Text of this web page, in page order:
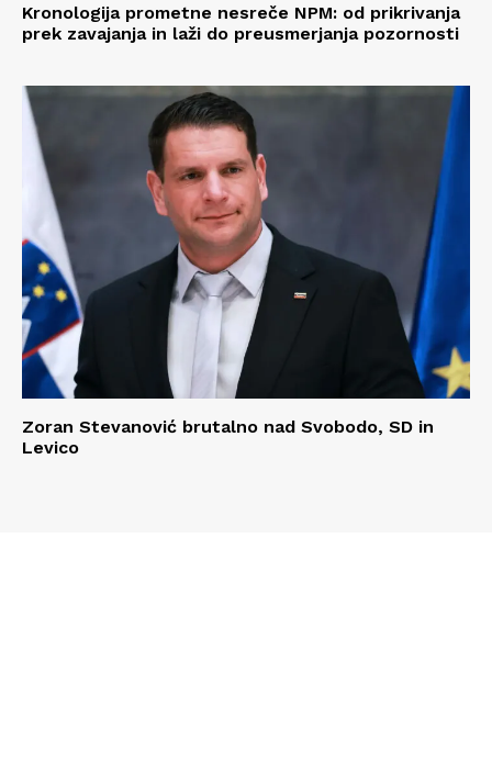
Kronologija prometne nesreče NPM: od prikrivanja
prek zavajanja in laži do preusmerjanja pozornosti
Zoran Stevanović brutalno nad Svobodo, SD in
Levico